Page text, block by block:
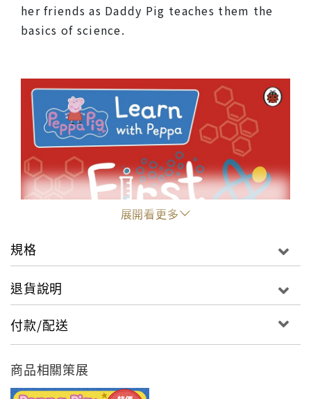
her friends as Daddy Pig teaches them the
basics of science.
展開看更多
規格
退貨說明
付款/配送
商品相關策展